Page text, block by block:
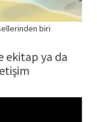
biri
ekitap ya da